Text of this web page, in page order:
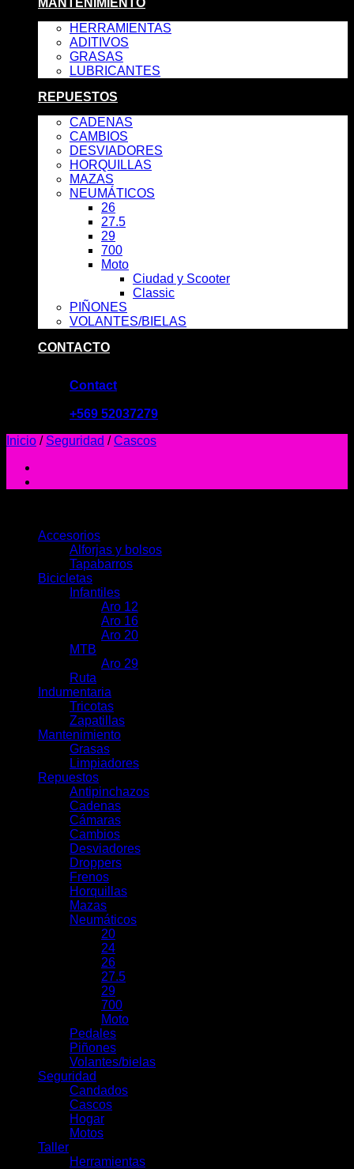
MANTENIMIENTO
HERRAMIENTAS
ADITIVOS
GRASAS
LUBRICANTES
REPUESTOS
CADENAS
CAMBIOS
DESVIADORES
HORQUILLAS
MAZAS
NEUMÁTICOS
26
27.5
29
700
Moto
Ciudad y Scooter
Classic
PIÑONES
VOLANTES/BIELAS
CONTACTO
Contact
+569 52037279
Inicio / Seguridad / Cascos
Accesorios
Alforjas y bolsos
Tapabarros
Bicicletas
Infantiles
Aro 12
Aro 16
Aro 20
MTB
Aro 29
Ruta
Indumentaria
Tricotas
Zapatillas
Mantenimiento
Grasas
Limpiadores
Repuestos
Antipinchazos
Cadenas
Cámaras
Cambios
Desviadores
Droppers
Frenos
Horquillas
Mazas
Neumáticos
20
24
26
27.5
29
700
Moto
Pedales
Piñones
Volantes/bielas
Seguridad
Candados
Cascos
Hogar
Motos
Taller
Herramientas